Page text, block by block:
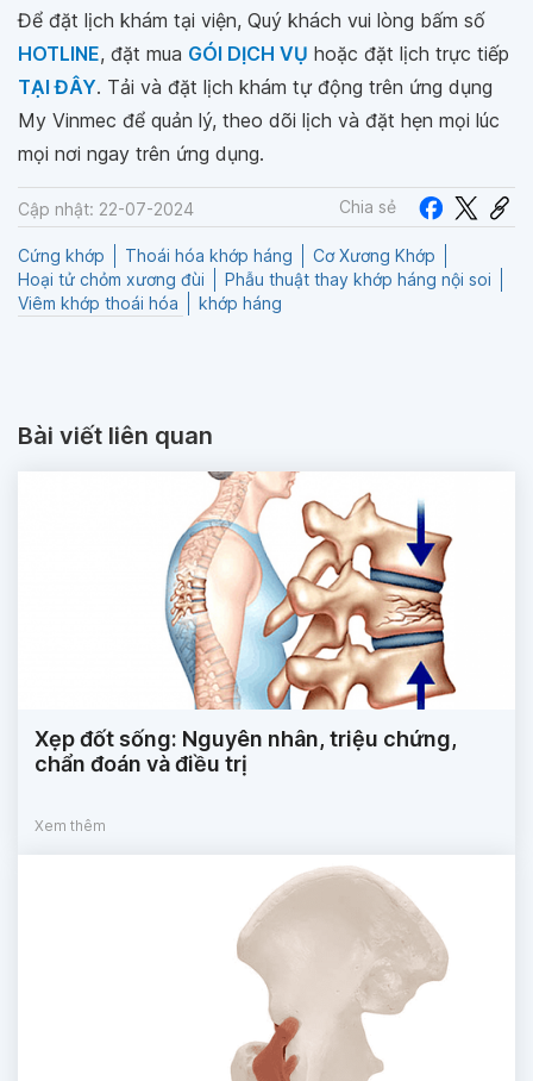
Để đặt lịch khám tại viện, Quý khách vui lòng bấm số
HOTLINE, đặt mua GÓI DỊCH VỤ hoặc đặt lịch trực tiếp
TẠI ĐÂY. Tải và đặt lịch khám tự động trên ứng dụng
My Vinmec để quản lý, theo dõi lịch và đặt hẹn mọi lúc
mọi nơi ngay trên ứng dụng.
Cập nhật: 22-07-2024 Chia sẻ
Cứng khớp Thoái hóa khớp háng
Cơ Xương Khớp
Hoại tử chỏm xương đùi
Phẫu thuật thay khớp háng nội soi
Viêm khớp thoái hóa
khớp háng
Bài viết liên quan
Xẹp đốt sống: Nguyên nhân, triệu chứng,
chẩn đoán và điều trị
Xem thêm